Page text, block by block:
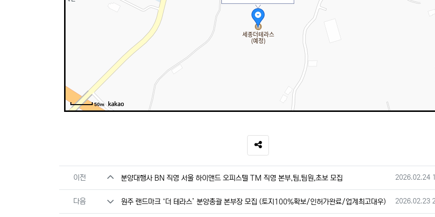
50m
SNS 공유
관련자료
이전 분양대행사 BN 직영 서울 하이앤드 오피스텔 TM 직영 본부,팀,팀원,초보 모집 작성일
2026.02.24
다음 원주 랜드마크 ‘더 테라스’ 분양총괄 본부장 모집 (토지100%확보/인허가완료/업계최고대우) 작성일
2026.02.23